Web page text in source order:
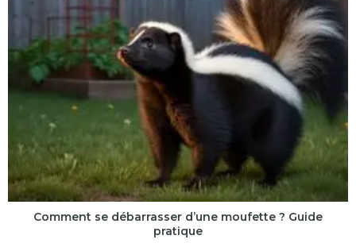
Comment se débarrasser d’une moufette ? Guide
pratique